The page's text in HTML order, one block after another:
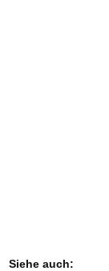
Siehe auch: